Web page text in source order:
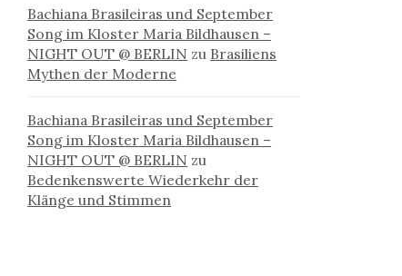
Bachiana Brasileiras und September
Song im Kloster Maria Bildhausen –
NIGHT OUT @ BERLIN zu Brasiliens
Mythen der Moderne
Bachiana Brasileiras und September
Song im Kloster Maria Bildhausen –
NIGHT OUT @ BERLIN zu
Bedenkenswerte Wiederkehr der
Klänge und Stimmen